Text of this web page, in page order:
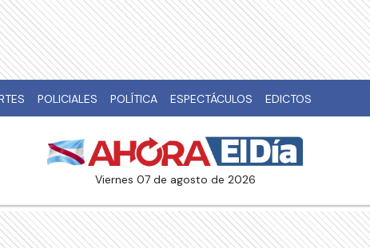
POLICIALES POLÍTICA ESPECTÁCULOS EDICTOS
viernes 07 de agosto de 2026